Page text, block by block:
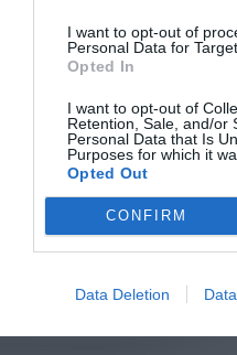
I want to opt-out of
Personal Data for
Opted In
I want to opt-out of
Retention, Sale, and/or
Personal Data that Is
Purposes for which it
Opted Out
CONFIRM
Data Deletion